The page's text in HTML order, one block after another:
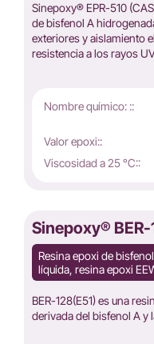
Sinepoxy® EPR-510
de bisfenol A
exteriores y aislamiento
resistencia a los rayos
Nombre químico: ::
Valor epoxi::
Viscosidad a 25 °C::
Sinepoxy® BER-
Resina epoxi de
líquida, resina epoxi
BER-128(E51) es una
derivada del bisfenol A y